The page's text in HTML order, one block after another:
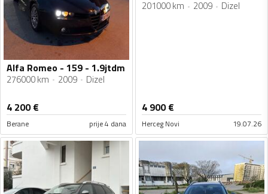
Alfa Romeo - 159 - 1.9jtdm
276000 km 2009 Dizel
4 200€
Berane prije 4 dana
201000 km 2009 Dizel
4 900€
Herceg Novi 19.07.26